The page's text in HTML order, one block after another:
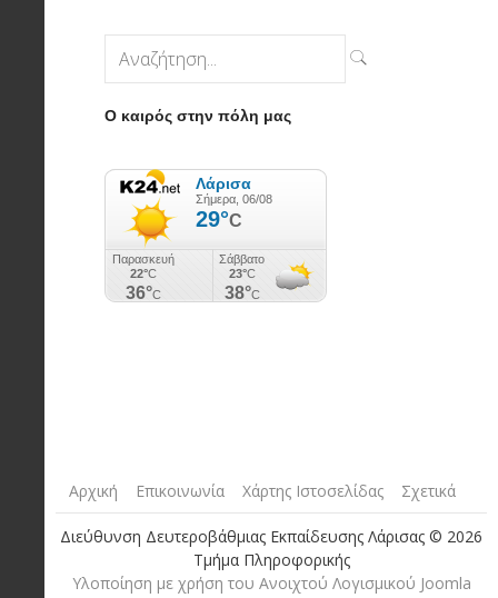
Ο καιρός στην πόλη μας
Αρχική Επικοινωνία Χάρτης Ιστοσελίδας Σχετικά
Διεύθυνση Δευτεροβάθμιας Εκπαίδευσης Λάρισας © 2026
Τμήμα Πληροφορικής
Yλοποίηση με χρήση του Ανοιχτού Λογισμικού Joomla